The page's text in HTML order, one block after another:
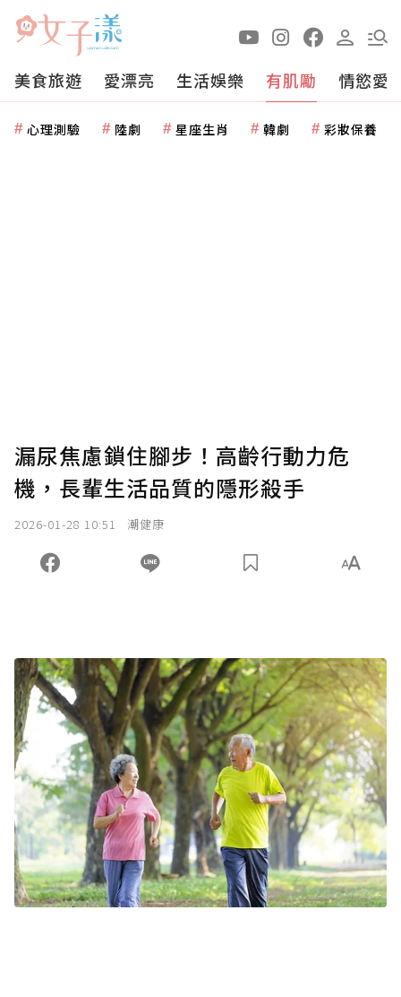
美食旅遊 愛漂亮 生活娛樂 有肌勵 情慾愛
心理測驗 陸劇 星座生肖 韓劇 彩妝保養
漏尿焦慮鎖住腳步！高齡行動力危
機，長輩生活品質的隱形殺手
2026-01-28 10:51 潮健康